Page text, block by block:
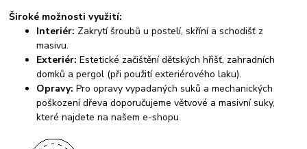
Široké možnosti využití:
Interiér: Zakrytí šroubů u postelí, skříní a schodišť z
masivu.
Exteriér: Estetické začištění dětských hřišť, zahradních
domků a pergol (při použití exteriérového laku).
Opravy: Pro opravy vypadaných suků a mechanických
poškození dřeva doporučujeme větvové a masivní suky,
které najdete na našem e-shopu